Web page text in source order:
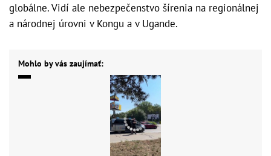
globálne. Vidí ale nebezpečenstvo šírenia na regionálnej
a národnej úrovni v Kongu a v Ugande.
Mohlo by vás zaujímať: